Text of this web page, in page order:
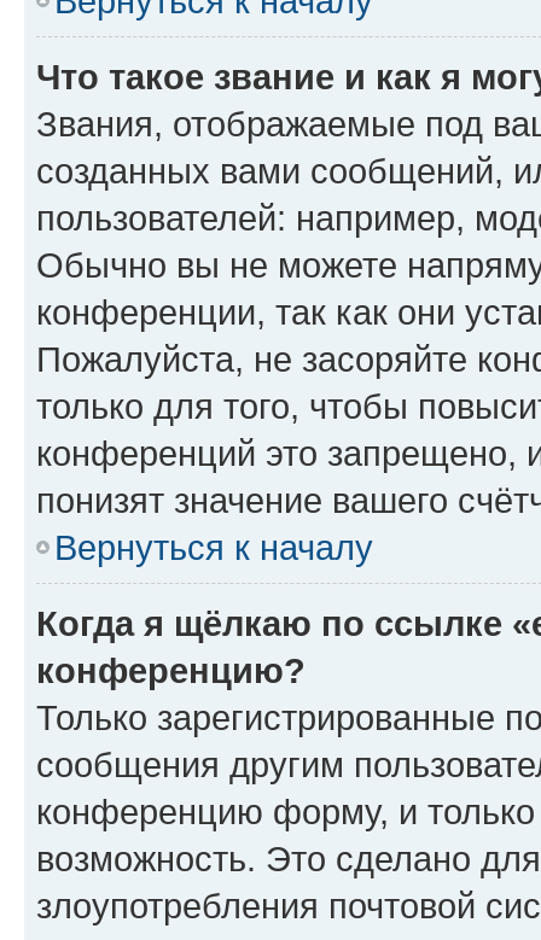
Что такое звание и как я
Звания, отображаемые под
созданных вами сообщений,
пользователей: например,
Обычно вы не можете
конференции, так как они
Пожалуйста, не засоряйте
только для того, чтобы
конференций это запрещено,
понизят значение вашего
Вернуться к началу
Когда я щёлкаю по ссылке
конференцию?
Только зарегистрированные
сообщения другим
конференцию форму, и
возможность. Это сделано
злоупотребления почтовой